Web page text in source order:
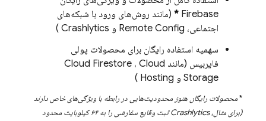
Firebase
* (مانند روش‌های ورود با شبکه‌های
اجتماعی، Remote Config و Crashlytics
)
سهمیه استفاده رایگان برای محصولات پولی
فایربیس (مانند
Cloud Firestore ، Cloud
Storage و Hosting
)
*محصولات رایگان هنوز محدودیت‌هایی در رابطه با ویژگی‌های خاص دارند
(برای مثال،Crashlytics
ثبت وقایع سفارشی را به ۶۴ کیلوبایت محدود